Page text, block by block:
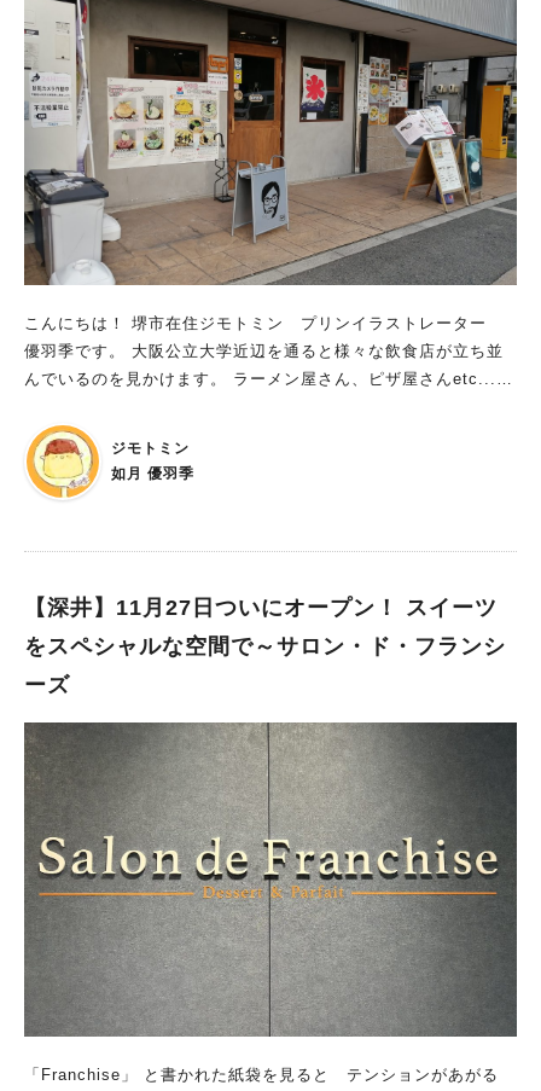
ちゃんアイス（380円）」。ほどよく冷ました焼き芋の上に、濃
厚なバニラアイスをのせ、黒蜜をとろ〜りとかけた、冬限定の贅
沢スイーツ。 これ、シンプルに見えてめっちゃ贅沢なんです。
さつまいもはしっとりしててやさしい甘み。舌でほどけるような
食感が印象的で、まるで焼き芋そのものをデザートに昇華させた
ような感じ。 アイスはバニラの風味がしっかりしてて、溶けな
がら芋と絡むとまるで“スイートポテトをアイスで食べてる”みた
いな贅沢感があります。黒蜜もただ甘いだけじゃなく、香ばしさ
とコクがあって、全体をやさしくまとめてくれます。 子どもも
虜になる、素朴で上品な味わい 実は去年、娘と一緒に訪れたと
くらい、見た目にもそそられるスイーツ。 甘すぎず、素材の良
さが引き立っていて、子どもから大人まで楽しめるやさしい味わ
いです。コンビニスイーツでは味わえない、手づくりのぬくもり
ス」まとめ 「にしがわ青果店」のお芋ちゃんアイス、2025年も
販売中です！金岡神社への参拝やお散歩のついでに、ぜひ立ち寄
ってみてくださいね♪寒い日でも、このアイスがあれば心がぽか
こんにちは！ 堺市在住ジモトミン プリンイラストレーター
優羽季です。 大阪公立大学近辺を通ると様々な飲食店が立ち並
んでいるのを見かけます。 ラーメン屋さん、ピザ屋さんetc...
大阪公立大学の前！ 香港の有名ホテル出身の店長さんが営む 香
港スタイルのカフェ 場所は南海高野線 白鷺駅から徒歩約10分
駅を出て、大阪公立大学に向かってロータリー沿いを歩き、大学
に人気のフュージョン料理や、デザートを始めとしたお料理を提
のお店「.taps cafe」を経営されていましたが、ご家族で日本へ
の移住を機に、2022年に香港のお店を閉店。 そして2023年に大
で、先に席へ案内を受け、注文が決まったらレジでお会計をしま
す。 お水やおしぼりはセルフで、なんと店内ではコンセントも
使えます🔌ありがたい～！ 豊富な本場メニューの数々！ 本場メ
ニューを楽しめることにくわえ、驚きは豊富なメニュー数。 で
すが、お店の方向性としては一貫した印象があって、次はどれに
しようかとメニューを眺めていました！ 香港デザート、サラ
ダ、パスタ、サンドイッチ… ご飯や麺、軽食、ドリンクと各々
のレパートリーの多さと デザートにはスムージーボウルやかき
氷まで…！ 価格は、ドリンクが￥500前後～、フードメニューも
￥1,000前後～で、個人的には 本場メニューでこの価格帯はかな
りリーズナブルなのでは？と思いました！ 現在は終了していま
放題メニューもありました！※夏季限定 単品は季節関係なく提
ジモトミン
如月 優羽季
【深井】11月27日ついにオープン！ スイーツ
をスペシャルな空間で～サロン・ド・フランシ
ーズ
「Franchise」 と書かれた紙袋を見ると テンションがあがる